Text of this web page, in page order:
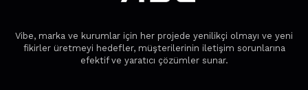
Vibe, marka ve kurumlar için her projede yenilikçi olmayı ve yeni
fikirler üretmeyi hedefler, müşterilerinin iletişim sorunlarına
efektif ve yaratıcı çözümler sunar.